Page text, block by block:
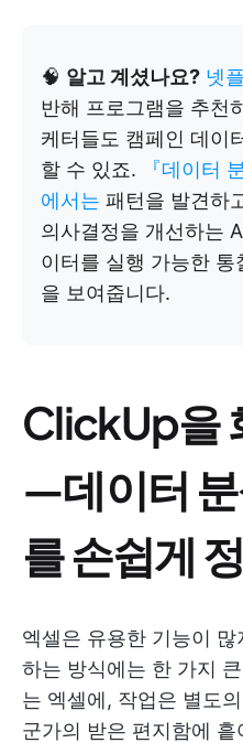
🧠 알고 계셨나요? 넷
반해 프로그램을 추천
케터들도 캠페인 데이
할 수 있죠.
『데이터
에서는 패턴을 발견하
의사결정을 개선하는
이터를 실행 가능한
을 보여줍니다.
ClickUp을
—데이터
를 손쉽게
엑셀은 유용한 기능이
하는 방식에는 한 가지
는 엑셀에, 작업은 별도
군가의 받은 편지함에